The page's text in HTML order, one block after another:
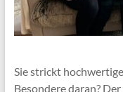
Sie strickt
Besondere daran?